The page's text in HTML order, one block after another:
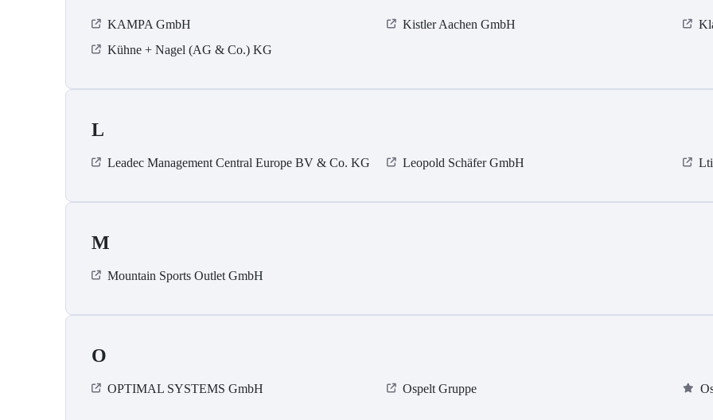
KAMPA GmbH Kistler Aachen GmbH
Kühne + Nagel (AG & Co.) KG
L
Leadec Management Central Europe BV & Co. KG Leopold Schäfer GmbH
M
Mountain Sports Outlet GmbH
O
OPTIMAL SYSTEMS GmbH Ospelt Gruppe